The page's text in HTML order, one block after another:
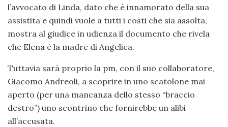
l’avvocato di Linda, dato che è innamorato della sua
assistita e quindi vuole a tutti i costi che sia assolta,
mostra al giudice in udienza il documento che rivela
che Elena è la madre di Angelica.
Tuttavia sarà proprio la pm, con il suo collaboratore,
Giacomo Andreoli, a scoprire in uno scatolone mai
aperto (per una mancanza dello stesso “braccio
destro”) uno scontrino che fornirebbe un alibi
all’accusata.